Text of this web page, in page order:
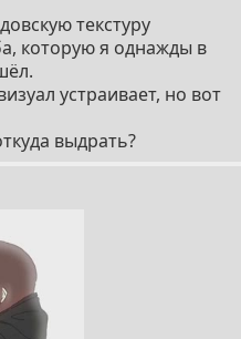
текстуру
которую я однажды в
устраивает, но вот
выдрать?